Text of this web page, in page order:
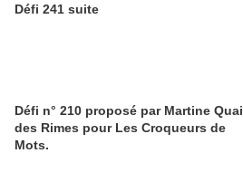
Défi 241 suite
Défi n° 210 proposé par Martine Quai
des Rimes pour Les Croqueurs de
Mots.